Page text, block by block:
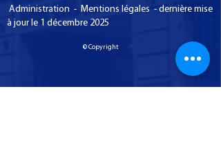
Administration - Mentions légales - dernière mise
à jour le 1 décembre 2025
© Copyright